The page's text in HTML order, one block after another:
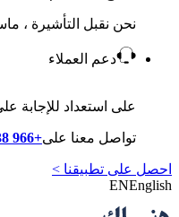
نحن نقبل التأشيرة ،
دعم العملاء
على استعداد للإجابة
تواصل معنا على+966 920009538
احصل على تطبيقنا >
ENEnglish